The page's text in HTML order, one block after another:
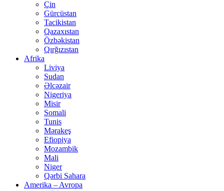
Çin
Gürcüstan
Tacikistan
Qazaxıstan
Özbəkistan
Qırğızıstan
Afrika
Liviya
Sudan
Əlcəzair
Nigeriya
Misir
Somali
Tunis
Mərakeş
Efiopiya
Mozambik
Mali
Niger
Qərbi Sahara
Amerika – Avropa